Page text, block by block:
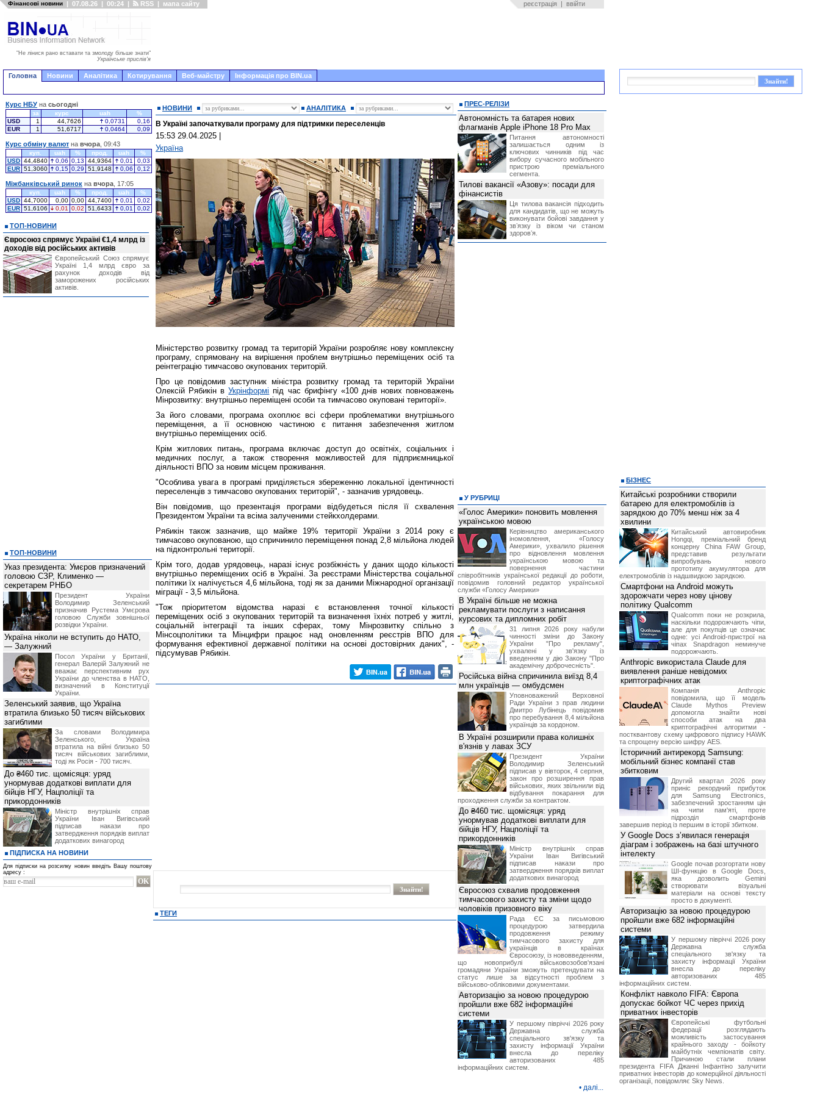
Фінансові новини | 07.08.26 | 00:24 | RSS | мапа сайту реєстрація | ввійти
"Не лінися рано вставати та змолоду більше знати"
Українське прислів'я
Головна Новини Аналітика Котирування Веб-майстру Інформація про BIN.ua
НОВИНИ АНАЛІТИКА
В Україні започаткували програму для підтримки переселенців
15:53 29.04.2025
Україна
Міністерство розвитку громад та територій України розробляє нову комплексну
програму, спрямовану на вирішення проблем внутрішньо переміщених осіб та
реінтеграцію тимчасово окупованих територій.
Про це повідомив заступник міністра розвитку громад та територій України
Олексій Рябикін вУкрінформі під час брифінгу «100 днів нових повноважень
Мінрозвитку: внутрішньо переміщені особи та тимчасово окуповані території».
За його словами, програма охоплює всі сфери проблематики внутрішнього
переміщення, а її основною частиною є питання забезпечення житлом
внутрішньо переміщених осіб.
Крім житлових питань, програма включає доступ до освітніх, соціальних і
медичних послуг, а також створення можливостей для підприємницької
діяльності ВПО за новим місцем проживання.
"Особлива увага в програмі приділяється збереженню локальної ідентичності
переселенців з тимчасово окупованих територій", - зазначив урядовець.
Він повідомив, що презентація програми відбудеться після її схвалення
Президентом України та всіма залученими стейкхолдерами.
Рябикін також зазначив, що майже 19% території України з 2014 року є
тимчасово окупованою, що спричинило переміщення понад 2,8 мільйона людей
на підконтрольні території.
Крім того, додав урядовець, наразі існує розбіжність у даних щодо кількості
внутрішньо переміщених осіб в Україні. За реєстрами Міністерства соціальної
політики їх налічується 4,6 мільйона, тоді як за даними Міжнародної організації
міграції - 3,5 мільйона.
"Тож пріоритетом відомства наразі є встановлення точної кількості
переміщених осіб з окупованих територій та визначення їхніх потреб у житлі,
соціальній інтеграції та інших сферах, тому Мінрозвитку спільно з
Мінсоцполітики та Мінцифри працює над оновленням реєстрів ВПО для
формування ефективної державної політики на основі достовірних даних", -
підсумував Рябикін.
ТЕГИ
Курс НБУ на сьогодні
за курс uah
%
USD
1 44,7626 0,0731
0,16
EUR
1 51,6717 0,0464 0,09
Курс обміну валют на вчора , 09:43
куп. uah % прод. uah
%
USD 44,4840 0,06 0,13 44,9364 0,01
0,03
EUR 51,3060 0,15 0,29 51,9148 0,06 0,12
Міжбанківський ринок на вчора , 17:05
куп. uah % прод. uah
%
USD 44,7000 0,00 0,00 44,7400 0,01
0,02
EUR 51,6106 0,01 0,02 51,6433 0,01 0,02
ТОП-НОВИНИ
Євросоюз спрямує Україні €1,4 млрд із
доходів від російських активів
Європейський Союз спрямує
Україні 1,4 млрд євро за
рахунок доходів від
заморожених російських
активів.
ТОП-НОВИНИ
Указ президента: Умєров призначений
головою СЗР, Клименко —
секретарем РНБО
Президент України
Володимир Зеленський
призначив Pустема Умєрова
головою Служби зовнішньої
розвідки України.
Україна ніколи не вступить до НАТО,
— Залужний
Посол України у Британії,
генерал Валерій Залужний не
вважає перспективним рух
України до членства в НАТО,
визначений в Конституції
України.
Зеленський заявив, що Україна
втратила близько 50 тисяч військових
загиблими
За словами Володимира
Зеленського, Україна
втратила на війні близько 50
тисяч військових загиблими,
тоді як Росія - 700 тисяч.
До ₴460 тис. щомісяця: уряд
унормував додаткові виплати для
бійців НГУ, Нацполіції та
прикордонників
Міністр внутрішніх справ
України Іван Вигівський
підписав накази про
затвердження порядків виплат
додаткових винагород
ПІДПИСКА НА НОВИНИ
Для підписки на розсилку новин введіть Вашу поштову
адресу :
ПРЕС-РЕЛІЗИ
Автономність та батарея нових
флагманів Apple iPhone 18 Pro Max
Питання автономності
залишається одним із
ключових чинників під час
вибору сучасного мобільного
пристрою преміального
сегмента.
Тилові вакансії «Азову»: посади для
фінансистів
Ця тилова вакансія підходить
для кандидатів, що не можуть
виконувати бойові завдання у
звʼязку із віком чи станом
здоровʼя.
У РУБРИЦІ
«Голос Америки» поновить мовлення
українською мовою
Керівництво американського
іномовлення, «Голосу
Америки», ухвалило рішення
про відновлення мовлення
українською мовою та
повернення частини
співробітників української редакції до роботи,
повідомив головний редактор української
служби «Голосу Америки»
В Україні більше не можна
рекламувати послуги з написання
курсових та дипломних робіт
31 липня 2026 року набули
чинності зміни до Закону
України "Про рекламу",
ухвалені у зв'язку із
введенням у дію Закону "Про
академічну доброчесність".
Російська війна спричинила виїзд 8,4
млн українців — омбудсмен
Уповноважений Верховної
Ради України з прав людини
Дмитро Лубінець повідомив
про перебування 8,4 мільйона
українців за кордоном.
В Україні розширили права колишніх
в'язнів у лавах ЗСУ
Президент України
Володимир Зеленський
підписав у вівторок, 4 серпня,
закон про розширення прав
військових, яких звільнили від
відбування покарання для
проходження служби за контрактом.
До ₴460 тис. щомісяця: уряд
унормував додаткові виплати для
бійців НГУ, Нацполіції та
прикордонників
Міністр внутрішніх справ
України Іван Вигівський
підписав накази про
затвердження порядків виплат
додаткових винагород
Євросоюз схвалив продовження
тимчасового захисту та зміни щодо
чоловіків призовного віку
Рада ЄС за письмовою
процедурою затвердила
продовження режиму
тимчасового захисту для
українців в країнах
Євросоюзу, із нововведенням,
що новоприбулі військовозобов'язані
громадяни України зможуть претендувати на
статус лише за відсутності проблем з
військово-обліковими документами.
Авторизацію за новою процедурою
пройшли вже 682 інформаційні
системи
У першому півріччі 2026 року
Державна служба
спеціального зв'язку та
захисту інформації України
внесла до переліку
авторизованих 485
інформаційних систем.
• далі...
БІЗНЕС
Китайські розробники створили
батарею для електромобілів із
зарядкою до 70% менш ніж за 4
хвилини
Китайський автовиробник
Hongqi, преміальний бренд
концерну China FAW Group,
представив результати
випробувань нового
прототипу акумулятора для
електромобілів із надшвидкою зарядкою.
Смартфони на Android можуть
здорожчати через нову цінову
політику Qualcomm
Qualcomm поки не розкрила,
наскільки подорожчають чіпи,
але для покупців це означає
одне: усі Android-пристрої на
чіпах Snapdragon неминуче
подорожчають.
Anthropic використала Claude для
виявлення раніше невідомих
криптографічних атак
Компанія Anthropic
повідомила, що її модель
Claude Mythos Preview
допомогла знайти нові
способи атак на два
криптографічні алгоритми -
постквантову схему цифрового підпису HAWK
та спрощену версію шифру AES.
Історичний антирекорд Samsung:
мобільний бізнес компанії став
збитковим
Другий квартал 2026 року
приніс рекордний прибуток
для Samsung Electronics,
забезпечений зростанням цін
на чипи пам'яті, проте
підрозділ смартфонів
завершив період із першим в історії збитком.
У Google Docs з’явилася генерація
діаграм і зображень на базі штучного
інтелекту
Google почав розгортати нову
ШІ-функцію в Google Docs,
яка дозволить Gemini
створювати візуальні
матеріали на основі тексту
просто в документі.
Авторизацію за новою процедурою
пройшли вже 682 інформаційні
системи
У першому півріччі 2026 року
Державна служба
спеціального зв'язку та
захисту інформації України
внесла до переліку
авторизованих 485
інформаційних систем.
Конфлікт навколо FIFA: Європа
допускає бойкот ЧС через прихід
приватних інвесторів
Європейські футбольні
федерації розглядають
можливість застосування
крайнього заходу - бойкоту
майбутніх чемпіонатів світу.
Причиною стали плани
президента FIFA Джанні Інфантіно залучити
приватних інвесторів до комерційної діяльності
організації, повідомляє Sky News.